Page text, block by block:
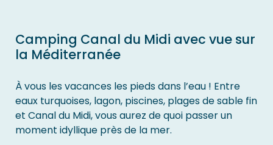
Camping Canal du Midi avec vue sur
la Méditerranée
À vous les vacances les pieds dans l’eau ! Entre
eaux turquoises, lagon, piscines, plages de sable fin
et Canal du Midi, vous aurez de quoi passer un
moment idyllique près de la mer.